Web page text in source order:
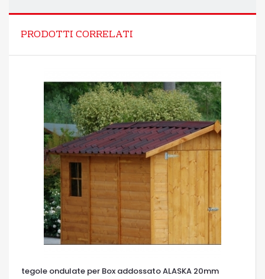
PRODOTTI CORRELATI
tegole ondulate per Box addossato ALASKA 20mm